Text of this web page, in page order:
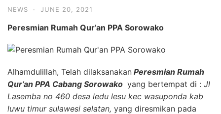
NEWS · JUNE 20, 2021
Peresmian Rumah Qur’an PPA Sorowako
Alhamdulillah, Telah dilaksanakan Peresmian Rumah
Qur’an PPA Cabang Sorowako yang bertempat di : Jl
Lasemba no 460 desa ledu lesu kec wasuponda kab
luwu timur sulawesi selatan, yang diresmikan pada